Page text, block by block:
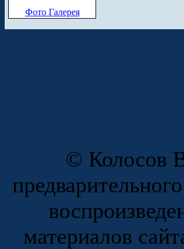
Фото Галерея
© Колосов
материалов